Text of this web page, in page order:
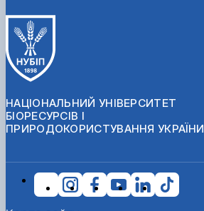
НАЦІОНАЛЬНИЙ УНІВЕРСИТЕТ
БІОРЕСУРСІВ І
ПРИРОДОКОРИСТУВАННЯ УКРАЇНИ